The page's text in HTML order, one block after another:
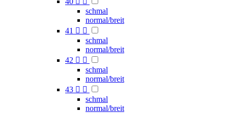
schmal
normal/breit
41  
schmal
normal/breit
42  
schmal
normal/breit
43  
schmal
normal/breit